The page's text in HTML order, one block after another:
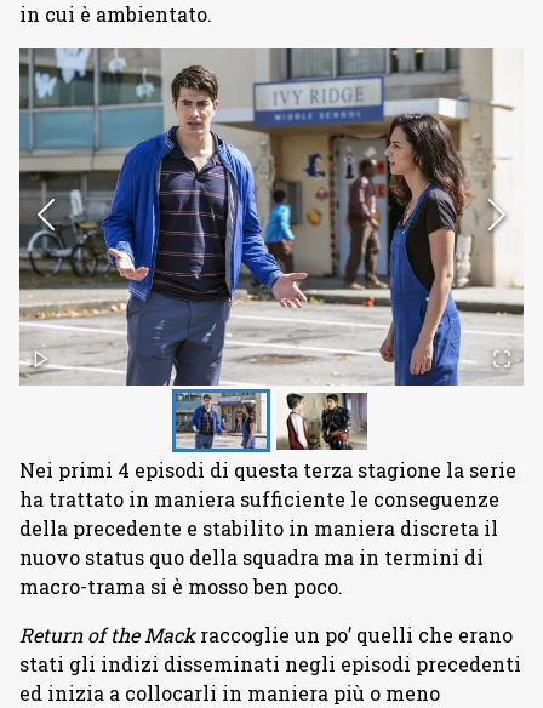
in cui è ambientato.
Nei primi 4 episodi di questa terza stagione la serie
ha trattato in maniera sufficiente le conseguenze
della precedente e stabilito in maniera discreta il
nuovo status quo della squadra ma in termini di
macro-trama si è mosso ben poco.
Return of the Mackraccoglie un po’ quelli che erano
stati gli indizi disseminati negli episodi precedenti
ed inizia a collocarli in maniera più o meno